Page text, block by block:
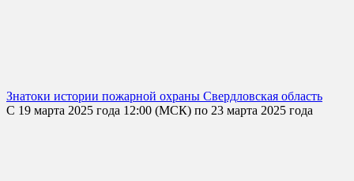
Знатоки истории пожарной охраны Свердловская область
С 19 марта 2025 года 12:00 (МСК) по 23 марта 2025 года